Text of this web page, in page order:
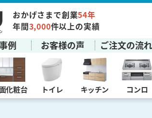
おかげさまで創業54年
年間3,000件以上の実績
例 お客様の声 ご注文の流れ
化粧台 トイレ キッチン コンロ